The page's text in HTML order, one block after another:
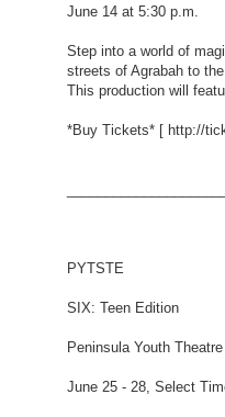
June 14 at 5:30 p.m.
Step into a world of
streets of Agrabah to
This production will
*Buy Tickets* [ http://
PYTSTE
SIX: Teen Edition
Peninsula Youth Theatre
June 25 - 28, Select